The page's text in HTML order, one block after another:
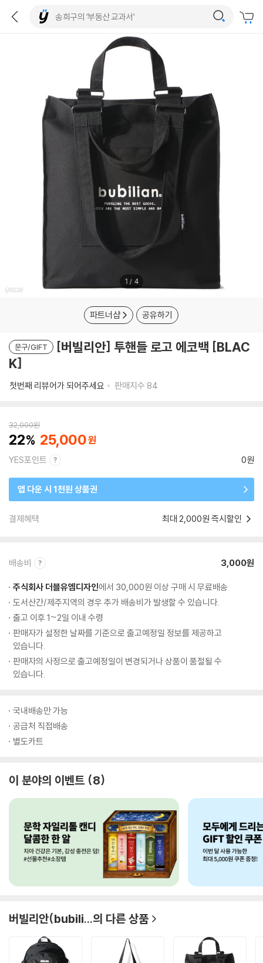
1 / 4
파트너샵 공유하기
문구/GIFT
[버빌리안] 투핸들 로고 에코백 [BLAC
K]
첫번째 리뷰어가 되어주세요 판매지수 84
32,000원
22 25,000
YES포인트 0원
앱 다운 시 1천원 상품권
결제혜택 최대 2,000원 즉시할인
배송비 3,000원
주식회사 더블유엠디자인에서 30,000원 이상 구매 시 무료배송
도서산간/제주지역의 경우 추가 배송비가 발생할 수 있습니다.
출고 이후 1~2일 이내 수령
판매자가 설정한 날짜를 기준으로 출고예정일 정보를 제공하고
있습니다.
판매자의 사정으로 출고예정일이 변경되거나 상품이 품절될 수
있습니다.
국내배송만 가능
공급처 직접배송
별도카트
이 분야의 이벤트 8
버빌리안(bubili...의 다른 상품